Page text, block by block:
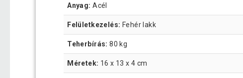
Anyag: Acél
Felületkezelés: Fehér lakk
Teherbírás: 80 kg
Méretek: 16 x 13 x 4 cm